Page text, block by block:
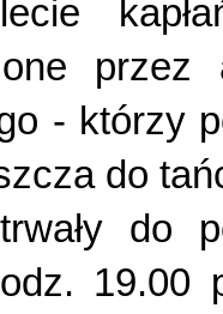
- którzy
do
do
19.00